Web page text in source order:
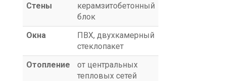
Cтены
керамзитобетонный
блок
Окна
ПВХ, двухкамерный
стеклопакет
Отопление
от центральных
тепловых сетей